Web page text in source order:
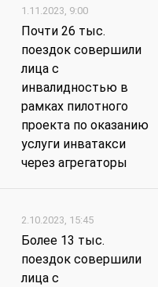
1.11.2023, 9:00
Почти 26 тыс.
поездок совершили
лица с
инвалидностью в
рамках пилотного
проекта по оказанию
услуги инватакси
через агрегаторы
2.10.2023, 15:45
Более 13 тыс.
поездок совершили
лица с